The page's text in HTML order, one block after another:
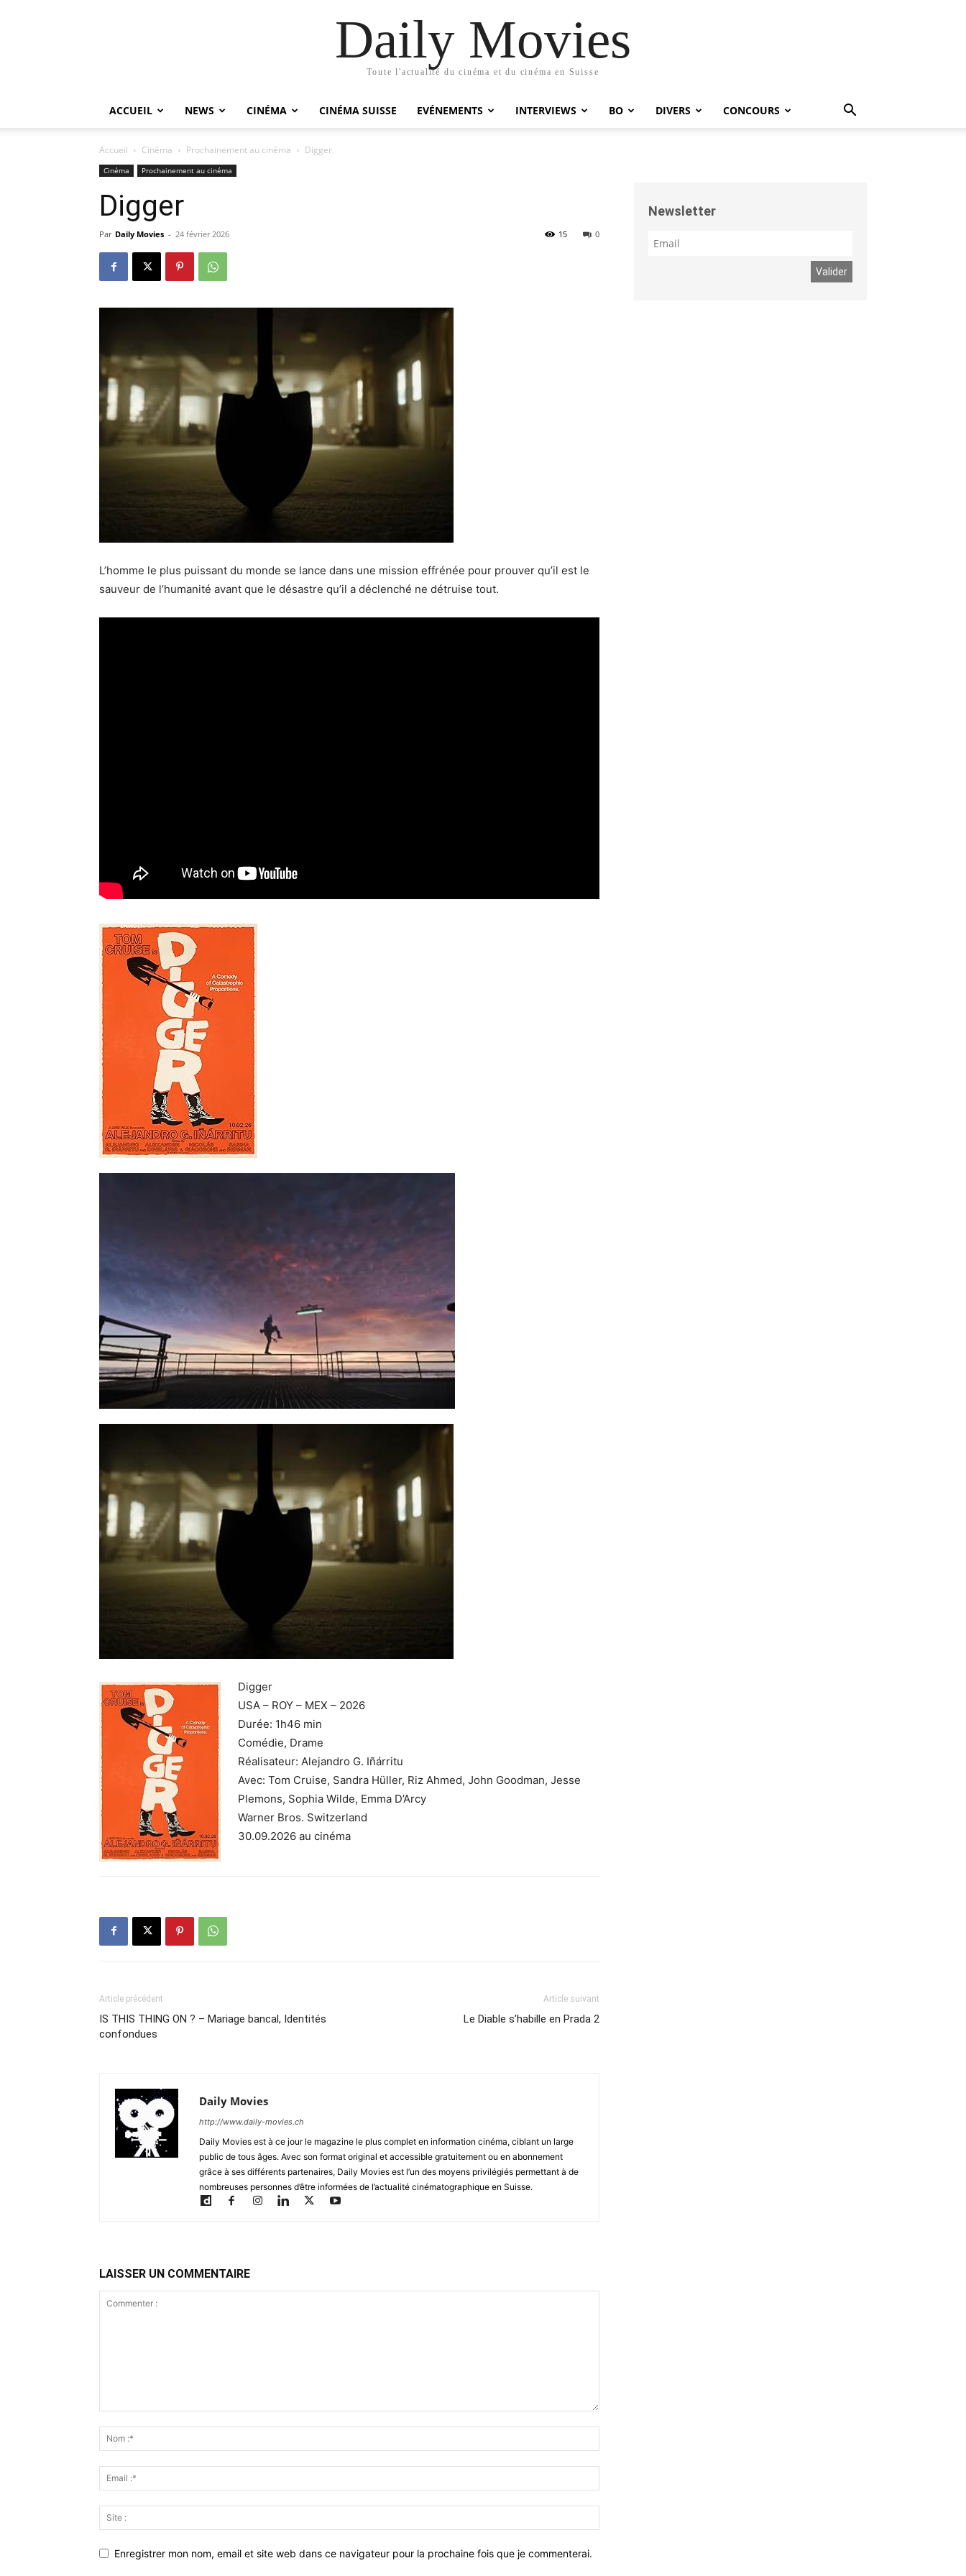
Daily Movies
Toute l'actualité du cinéma et du cinéma en Suisse
ACCUEIL NEWS CINÉMA CINÉMA SUISSE EVÉNEMENTS INTERVIEWS BO DIVERS CONCOURS
Accueil Cinéma Prochainement au cinéma Digger
Cinéma Prochainement au cinéma
Digger
Par Daily Movies - 24 février 2026 0
15
L’homme le plus puissant du monde se lance dans une mission effrénée pour prouver qu’il est le
sauveur de l’humanité avant que le désastre qu’il a déclenché ne détruise tout.
Digger
USA – ROY – MEX – 2026
Durée: 1h46 min
Comédie, Drame
Réalisateur: Alejandro G. Iñárritu
Avec: Tom Cruise, Sandra Hüller, Riz Ahmed, John Goodman, Jesse
Plemons, Sophia Wilde, Emma D’Arcy
Warner Bros. Switzerland
30.09.2026 au cinéma
Article précédent
IS THIS THING ON ? – Mariage bancal, Identités
confondues
Article suivant
Le Diable s’habille en Prada 2
Daily Movies
http://www.daily-movies.ch
Daily Movies est à ce jour le magazine le plus complet en information cinéma, ciblant un large
public de tous âges. Avec son format original et accessible gratuitement ou en abonnement
grâce à ses différents partenaires, Daily Movies est l’un des moyens privilégiés permettant à de
nombreuses personnes d’être informées de l’actualité cinématographique en Suisse.
LAISSER UN COMMENTAIRE
Enregistrer mon nom, email et site web dans ce navigateur pour la prochaine fois que je commenterai.
Newsletter